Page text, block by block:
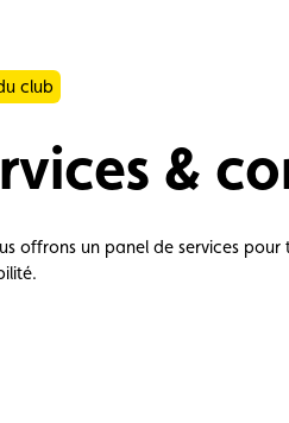
club
&
offrons un panel de services